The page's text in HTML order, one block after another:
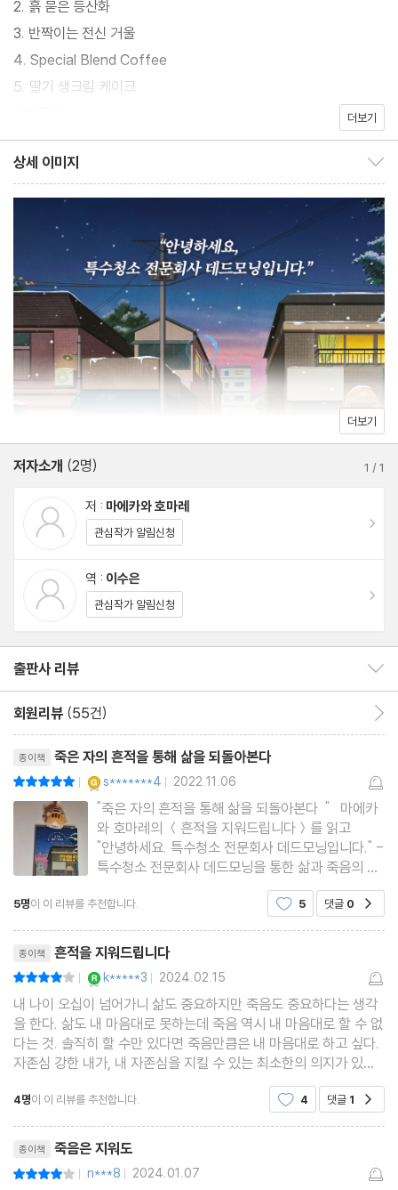
있다.
이 소설은 경쟁사회로 나가는 것이 두려워서 아르바이트를 전전하
는 20대 와타루가 우연히 특수청소 전문회사 데드모닝의 대표 사사
가와를 만나며 시작된다. 그렇게 우연히 시작된 일회성 아르바이트
는 홀로 죽음을 맞이한 할아버지, 남편과 싸우고 화해하지 못한 채
남편을 떠나보내야 했던 아내, 한집에 살면서도 서로를 증오했던 형
제, 마지막으로 둘만의 파티를 하고 욕조에서 죽음을 맞은 모녀 등
청소 현장들을 누비는 동안 의미가 가득한 소명이 되어간다.
해파리처럼 목표 없이 부유하는 삶을 살던 와타루는 누군가의 삶을
마지막으로 기억하고 지워가는 작업을 통해 삶의 의미를 배우고 진
정한 관계를 맺어나가면서 진정한 인간으로서 성장해간다. 이 소설
은 다양한 죽음의 모양을 노골적일 만큼 사실적으로 다루면서도 재
미와 감동, 문학성과 사회성까지 담아내며 진한 여운과 감동을 전하
2. 흙 묻은 등산화
3. 반짝이는 전신 거울
4. Special Blend Coffee
5. 딸기 생크림 케이크
더보기
상세 이미지
더보기
저자소개 (2명) 1 /1
저 : 마에카와 호마레
관심작가 알림신청
역 : 이수은
관심작가 알림신청
출판사 리뷰
회원리뷰 (55건)
종이책 죽은 자의 흔적을 통해 삶을 되돌아본다
| s*******4 | 2022.11.06
"죽은 자의 흔적을 통해 삶을 되돌아본다 " 마에카
와 호마레의 ＜흔적을 지워드립니다＞를 읽고
"안녕하세요. 특수청소 전문회사 데드모닝입니다." -
특수청소 전문회사 데드모닝을 통한 삶과 죽음의 이
빈 방, 마치 아직 공사중인 아파트 현장처럼 보인다.
하지만 이 방은 이미 지어져서 누군가가 조금 전까지
5명이 이 리뷰를 추천합니다. 5 댓글 0
종이책 흔적을 지워드립니다
| k*****3 | 2024.02.15
내 나이 오십이 넘어가니 삶도 중요하지만 죽음도 중요하다는 생각
을 한다. 삶도 내 마음대로 못하는데 죽음 역시 내 마음대로 할 수 없
다는 것. 솔직히 할 수만 있다면 죽음만큼은 내 마음대로 하고 싶다.
자존심 강한 내가, 내 자존심을 지킬 수 있는 최소한의 의지가 있을
때, 내 주변을 잘 정리하고 이 세상을 떠나고 싶다. 하지만 이건 내
바람일 뿐. 내가 어떻게 살다 죽을지는 아
4명이 이 리뷰를 추천합니다. 4 댓글 1
종이책 죽음은 지워도
| n***8 | 2024.01.07